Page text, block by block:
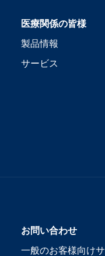
医療関係の皆様
製品情報
サービス
お問い合わせ
一般のお客様向け